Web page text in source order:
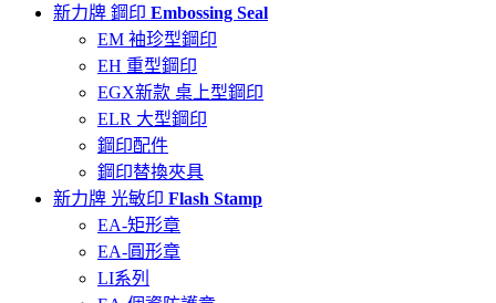
新力牌 鋼印 Embossing Seal
EM 袖珍型鋼印
EH 重型鋼印
EGX新款 桌上型鋼印
ELR 大型鋼印
鋼印配件
鋼印替換夾具
新力牌 光敏印 Flash Stamp
EA-矩形章
EA-圓形章
LI系列